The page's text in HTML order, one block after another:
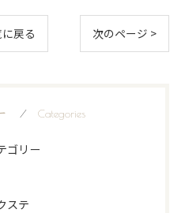
戻る 次のページ >
Categories
ゴリー
ステ